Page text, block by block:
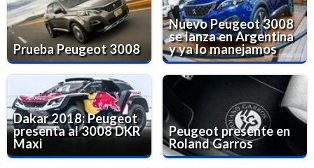
Prueba Peugeot 3008
Nuevo Peugeot 3008
se lanza en Argentina
y ya lo manejamos
Dakar 2018: Peugeot
presenta al 3008 DKR
Maxi
Peugeot presente en
Roland Garros